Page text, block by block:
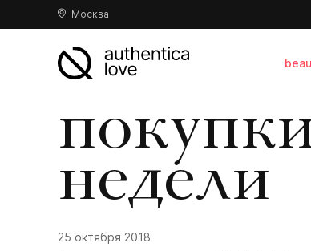
Москва
недели
25 октября 2018